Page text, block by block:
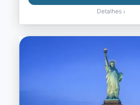
Detalhes ›